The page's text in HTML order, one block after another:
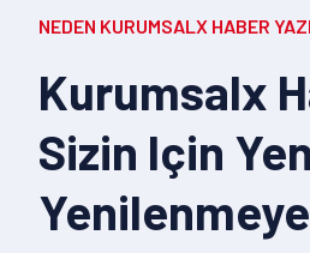
NEDEN KURUMSALX HABER
Kurumsalx
Sizin Için